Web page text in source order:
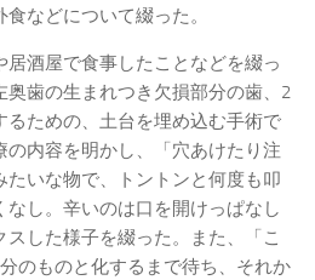
などについて綴った。
酒屋で食事したことなどを綴っ
歯の生まれつき欠損部分の歯、2
ための、土台を埋め込む手術で
内容を明かし、「穴あけたり注
たいな物で、トントンと何度も叩
し。辛いのは口を開けっぱなし
した様子を綴った。また、「こ
のものと化するまで待ち、それか